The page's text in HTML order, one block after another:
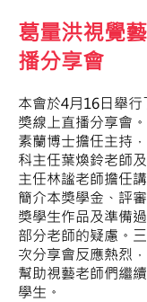
葛量洪視覺
播分享會
本會於4月16日舉
獎線上直播分享會
素蘭博士擔任主持
科主任葉煥鈴老師
主任林謐老師擔任
簡介本獎學金、評
獎學生作品及準備
部分老師的疑慮。
次分享會反應熱烈
幫助視藝老師們繼
學生。